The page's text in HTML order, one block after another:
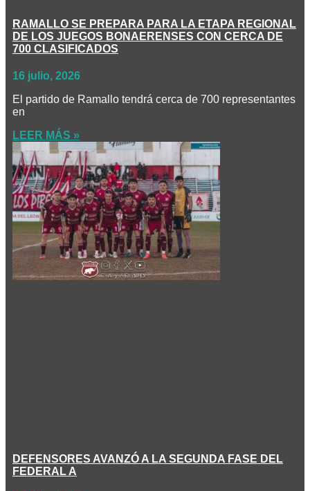
RAMALLO SE PREPARA PARA LA ETAPA REGIONAL
DE LOS JUEGOS BONAERENSES CON CERCA DE
700 CLASIFICADOS
16 julio, 2026
El partido de Ramallo tendrá cerca de 700 representantes
en
LEER MÁS »
DEFENSORES AVANZÓ A LA SEGUNDA FASE DEL
FEDERAL A